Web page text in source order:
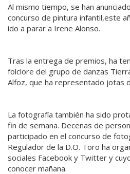
Al mismo tiempo, se han
concurso de pintura infantil,este
ido a parar a Irene Alonso.
Tras la entrega de premios, ha
folclore del grupo de danzas
Alfoz, que ha representado jotas
La fotografía también ha sido
fin de semana. Decenas de
participado en el concurso de
Regulador de la D.O. Toro ha
sociales Facebook y Twitter y
conocer mañana.